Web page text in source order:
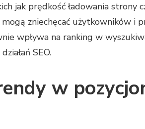
jak prędkość ładowania
zniechęcać użytkowników i
wpływa na ranking w
SEO.
w